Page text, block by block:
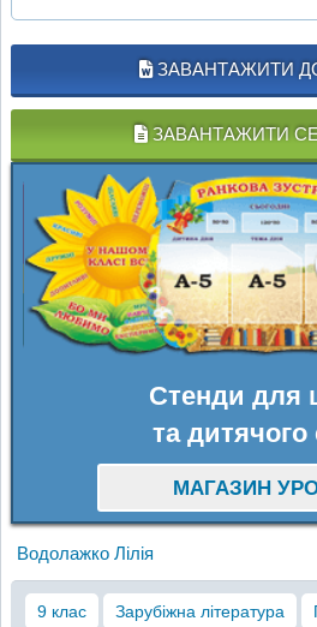
ЗАВАНТАЖИТИ
ЗАВАНТАЖИТИ
Стенди для
та дитячого
МАГАЗИН
Водолажко Лілія
9 клас Зарубіжна література